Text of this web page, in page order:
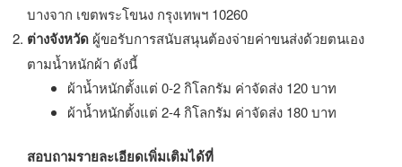
บางจาก เขตพระโขนง กรุงเทพฯ 10260
ต่างจังหวัด ผู้ขอรับการสนับสนุนต้องจ่ายค่าขนส่งด้วยตนเอง
ตามน้ำหนักผ้า ดังนี้
ผ้าน้ำหนักตั้งแต่ 0-2 กิโลกรัม ค่าจัดส่ง 120 บาท
ผ้าน้ำหนักตั้งแต่ 2-4 กิโลกรัม ค่าจัดส่ง 180 บาท
สอบถามรายละเอียดเพิ่มเติมได้ที่